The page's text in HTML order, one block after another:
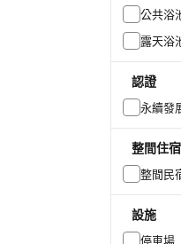
公共浴
露天浴
認證
永續發
整間住宿
整間民
設施
停車場